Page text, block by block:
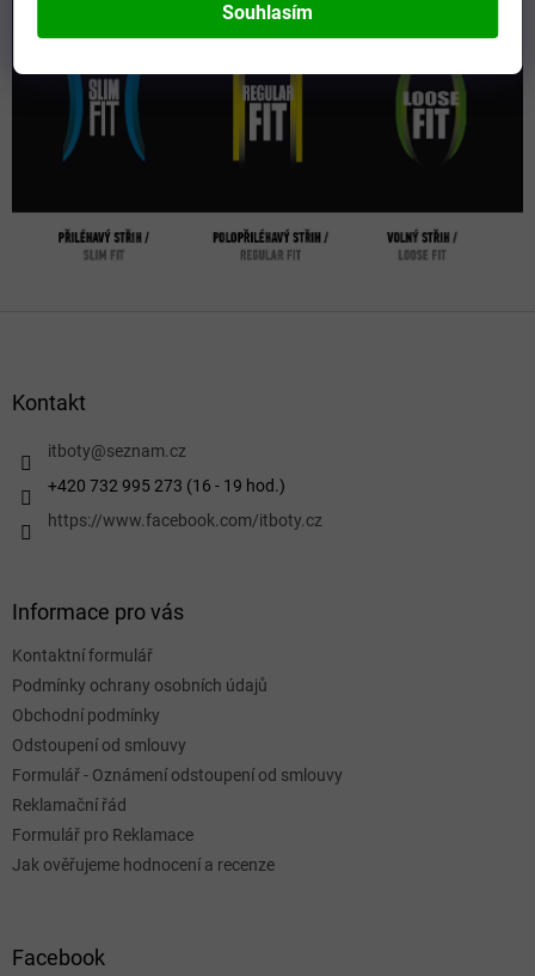
Souhlasím
Kontakt
itboty@seznam.cz
+420 732 995 273 (16 - 19 hod.)
https://www.facebook.com/itboty.cz
Informace pro vás
Kontaktní formulář
Podmínky ochrany osobních údajů
Obchodní podmínky
Odstoupení od smlouvy
Formulář - Oznámení odstoupení od smlouvy
Reklamační řád
Formulář pro Reklamace
Jak ověřujeme hodnocení a recenze
Facebook